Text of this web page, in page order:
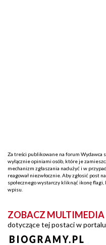
Za treści publikowane na forum Wydawca
wyłącznie opiniami osób, które je
mechanizm zgłaszania nadużyć i w
reagował niezwłocznie. Aby zgłosić post
społecznego wystarczy kliknąć ikonę
wpisu.
ZOBACZ MULTIMEDIA
dotyczące tej postaci w portalu